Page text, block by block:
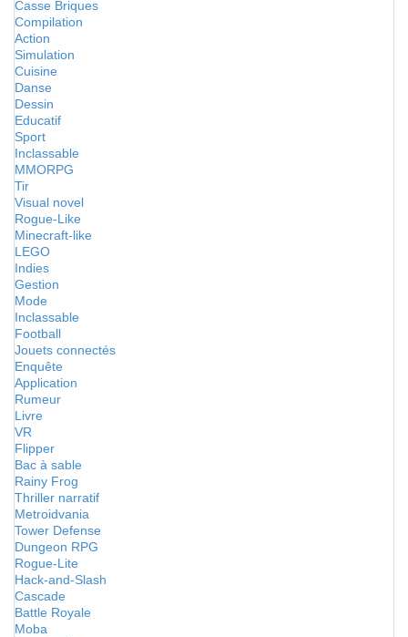
Casse Briques
Compilation
Action
Simulation
Cuisine
Danse
Dessin
Educatif
Sport
Inclassable
MMORPG
Tir
Visual novel
Rogue-Like
Minecraft-like
LEGO
Indies
Gestion
Mode
Inclassable
Football
Jouets connectés
Enquête
Application
Rumeur
Livre
VR
Flipper
Bac à sable
Rainy Frog
Thriller narratif
Metroidvania
Tower Defense
Dungeon RPG
Rogue-Lite
Hack-and-Slash
Cascade
Battle Royale
Moba